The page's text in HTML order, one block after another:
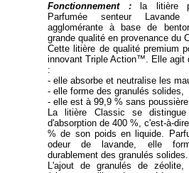
Fonctionnement :
la litière
Parfumée senteur
agglomérante à base de
grande qualité en provenance du
Cette litière de qualité premium
innovant Triple Action™. Elle agit
:
- elle absorbe et neutralise les
- elle forme des granulés solides,
- elle est à 99,9 % sans
La litière Classic se
d'absorption de 400 %, c'est-à-
% de son poids en liquide.
odeur de lavande, elle
durablement des granulés solides.
L'ajout de granulés de zéolite,